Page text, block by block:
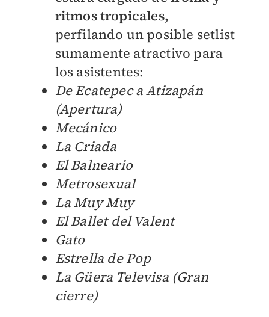
ritmos tropicales,
perfilando un posible setlist
sumamente atractivo para
los asistentes:
De Ecatepec a Atizapán
(Apertura)
Mecánico
La Criada
El Balneario
Metrosexual
La Muy Muy
El Ballet del Valent
Gato
Estrella de Pop
La Güera Televisa (Gran
cierre)